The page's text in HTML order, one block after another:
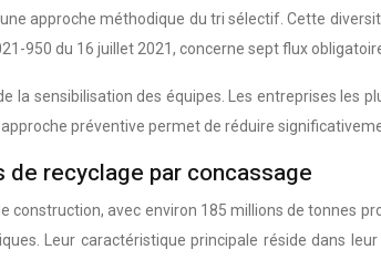
approche méthodique du tri sélectif. Cette
950 du 16 juillet 2021, concerne sept flux
la sensibilisation des équipes. Les entreprises les
préventive permet de réduire
recyclage par concassage
construction, avec environ 185 millions de tonnes
Leur caractéristique principale réside dans